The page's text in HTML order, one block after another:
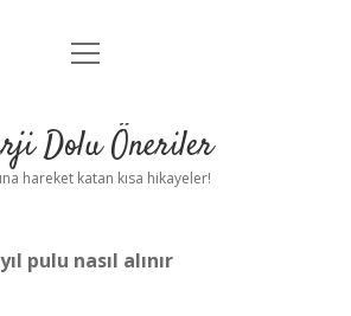
Anasayfa
Yasal Uyarı
menüyü
Dolu Öneriler
hareket katan kısa hikayeler!
pulu nasıl alınır